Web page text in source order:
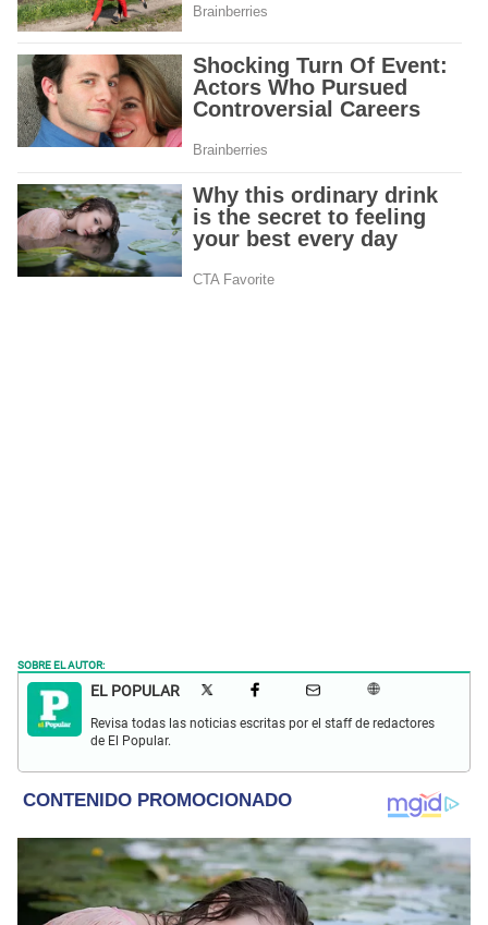
SOBRE EL AUTOR:
EL POPULAR
Revisa todas las noticias escritas por el staff de redactores
de El Popular.